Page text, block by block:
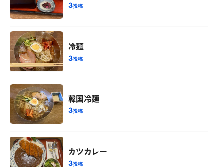
3投稿
冷麺
3投稿
韓国冷麺
3投稿
カツカレー
3投稿